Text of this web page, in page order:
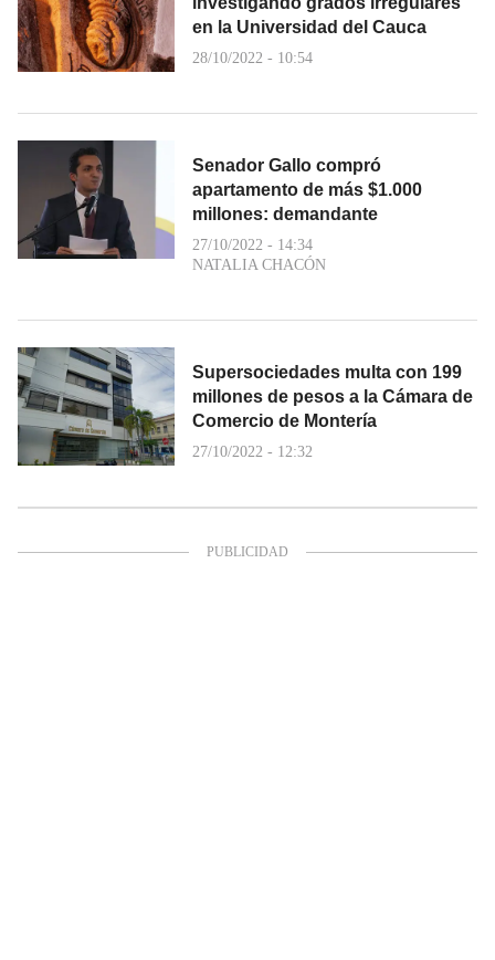
en la Universidad del Cauca
28/10/2022 - 10:54
Senador Gallo compró
apartamento de más $1.000
millones: demandante
27/10/2022 - 14:34
NATALIA CHACÓN
Supersociedades multa con 199
millones de pesos a la Cámara de
Comercio de Montería
27/10/2022 - 12:32